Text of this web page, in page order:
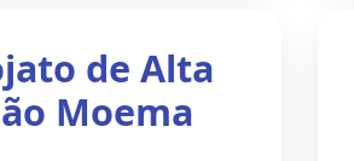
de Alta
Moema